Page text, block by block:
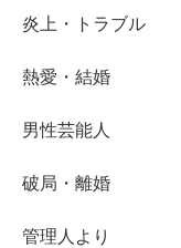
炎上・トラブル
熱愛・結婚
男性芸能人
破局・離婚
管理人より